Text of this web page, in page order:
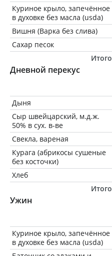
Куриное крыло, запечённое
в духовке без масла (usda)
Вишня (Варка без слива)
Сахар песок
Итого
Дневной перекус
Дыня
Сыр швейцарский, м.д.ж.
50% в сух. в-ве
Свекла, вареная
Курага (абрикосы сушеные
без косточки)
Хлеб
Итого
Ужин
Куриное крыло, запечённое
в духовке без масла (usda)